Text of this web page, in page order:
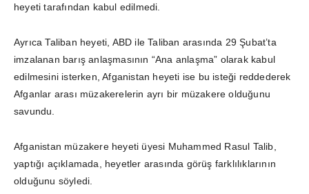
heyeti tarafından kabul edilmedi.
Ayrıca Taliban heyeti, ABD ile Taliban arasında 29 Şubat’ta
imzalanan barış anlaşmasının “Ana anlaşma” olarak kabul
edilmesini isterken, Afganistan heyeti ise bu isteği reddederek
Afganlar arası müzakerelerin ayrı bir müzakere olduğunu
savundu.
Afganistan müzakere heyeti üyesi Muhammed Rasul Talib,
yaptığı açıklamada, heyetler arasında görüş farklılıklarının
olduğunu söyledi.